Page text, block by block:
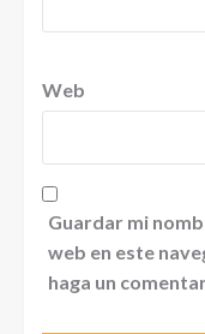
Web
Guardar mi
web en este
haga un